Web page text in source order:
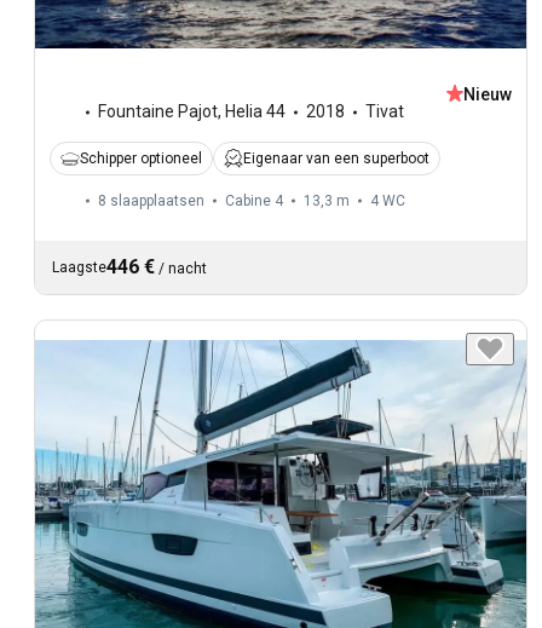
Fountaine Pajot, Helia 44 2018 Tivat
Nieuw
Schipper optioneel Eigenaar van een superboot
8 slaapplaatsen Cabine 4 13,3 m 4 WC
Laagste446 € / nacht